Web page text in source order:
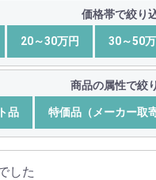
価格帯で絞り
20～30万円 30～50
商品の属性で絞
品 特価品（メーカー取
した